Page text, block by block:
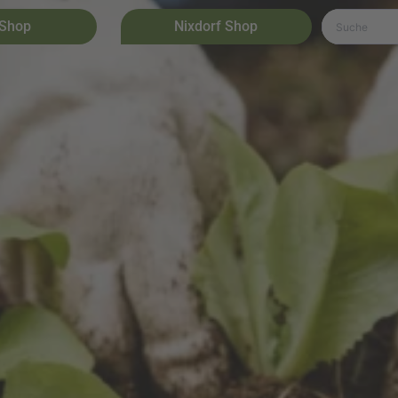
Nixdorf Shop